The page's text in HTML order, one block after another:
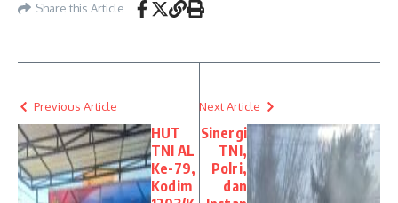
Share this Article
Previous Article
HUT
TNI AL
Ke-79,
Kodim
Next Article
Sinergi
TNI,
Polri,
dan